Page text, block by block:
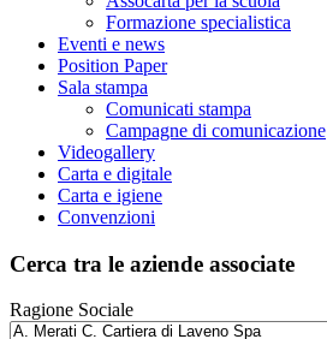
Formazione specialistica
Eventi e news
Position Paper
Sala stampa
Comunicati stampa
Campagne di comunicazione
Videogallery
Carta e digitale
Carta e igiene
Convenzioni
Cerca tra le aziende associate
Ragione Sociale